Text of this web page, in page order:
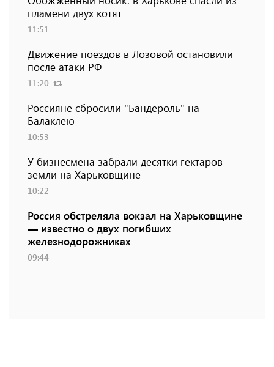
пламени двух котят
11:51
Движение поездов в Лозовой остановили
после атаки РФ
11:20
Россияне сбросили "Бандероль" на
Балаклею
10:53
У бизнесмена забрали десятки гектаров
земли на Харьковщине
10:22
Россия обстреляла вокзал на Харьковщине
— известно о двух погибших
железнодорожниках
09:44